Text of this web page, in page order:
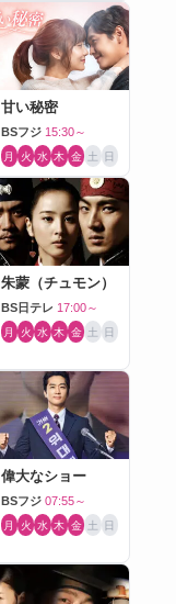
甘い秘密
BSフジ 15:30～
月 火 水 木 金 土 日
朱蒙（チュモン）
BS日テレ 17:00～
月 火 水 木 金 土 日
偉大なショー
BSフジ 07:55～
月 火 水 木 金 土 日